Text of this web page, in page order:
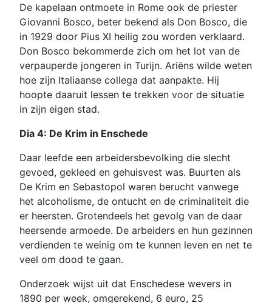
De kapelaan ontmoete in Rome ook de priester
Giovanni Bosco, beter bekend als Don Bosco, die
in 1929 door Pius XI heilig zou worden verklaard.
Don Bosco bekommerde zich om het lot van de
verpauperde jongeren in Turijn. Ariëns wilde weten
hoe zijn Italiaanse collega dat aanpakte. Hij
hoopte daaruit lessen te trekken voor de situatie
in zijn eigen stad.
Dia 4: De Krim in Enschede
Daar leefde een arbeidersbevolking die slecht
gevoed, gekleed en gehuisvest was. Buurten als
De Krim en Sebastopol waren berucht vanwege
het alcoholisme, de ontucht en de criminaliteit die
er heersten. Grotendeels het gevolg van de daar
heersende armoede. De arbeiders en hun gezinnen
verdienden te weinig om te kunnen leven en net te
veel om dood te gaan.
Onderzoek wijst uit dat Enschedese wevers in
1890 per week, omgerekend, 6 euro, 25